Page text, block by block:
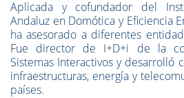
Aplicada y cofundador del
Andaluz en Domótica y Eficiencia
ha asesorado a diferentes
Fue director de I+D+i de la
Sistemas Interactivos y desarrolló
infraestructuras, energía y
países.